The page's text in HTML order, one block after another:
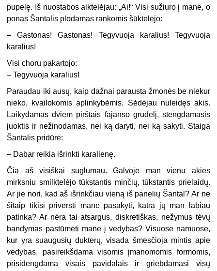
pupelę. Iš nuostabos aiktelėjau: „Ai!“ Visi sužiuro į mane, o
ponas Šantalis plodamas rankomis šūktelėjo:
– Gastonas! Gastonas! Tegyvuoja karalius! Tegyvuoja
karalius!
Visi choru pakartojo:
– Tegyvuoja karalius!
Paraudau iki ausų, kaip dažnai parausta žmonės be niekur
nieko, kvailokomis aplinkybėmis. Sėdėjau nuleidęs akis.
Laikydamas dviem pirštais fajanso grūdelį, stengdamasis
juoktis ir nežinodamas, nei ką daryti, nei ką sakyti. Staiga
Šantalis pridūrė:
– Dabar reikia išrinkti karalienę.
Čia aš visiškai suglumau. Galvoje man vienu akies
mirksniu smilktelėjo tūkstantis minčių, tūkstantis prielaidų.
Ar jie nori, kad aš išrinkčiau vieną iš panelių Šantal? Ar ne
šitaip tikisi priversti mane pasakyti, katra jų man labiau
patinka? Ar nėra tai atsargus, diskretiškas, nežymus tėvų
bandymas pastūmėti mane į vedybas? Visuose namuose,
kur yra suaugusių dukterų, visada šmėsčioja mintis apie
vedybas, pasireikšdama visomis įmanomomis formomis,
prisidengdama visais pavidalais ir griebdamasi visų